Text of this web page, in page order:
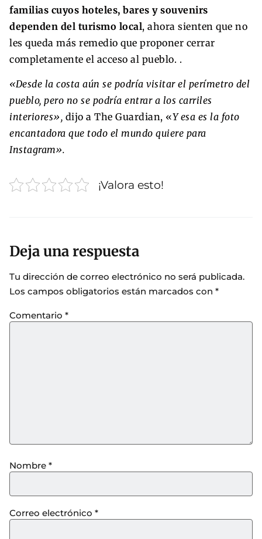
familias cuyos hoteles, bares y souvenirs
dependen del turismo local, ahora sienten que no
les queda más remedio que proponer cerrar
completamente el acceso al pueblo. .
«Desde la costa aún se podría visitar el perímetro del
pueblo, pero no se podría entrar a los carriles
interiores», dijo a The Guardian, «Y esa es la foto
encantadora que todo el mundo quiere para
Instagram».
¡Valora esto!
Deja una respuesta
Tu dirección de correo electrónico no será publicada.
Los campos obligatorios están marcados con *
Comentario *
Nombre *
Correo electrónico *